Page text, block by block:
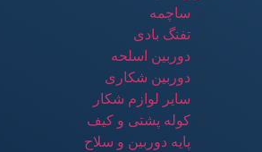
ساچمه
تفنگ بادی
دوربین اسلحه
دوربین شکاری
سایر لوازم شکار
کوله پشتی و کیف
پایه دوربین و سلاح